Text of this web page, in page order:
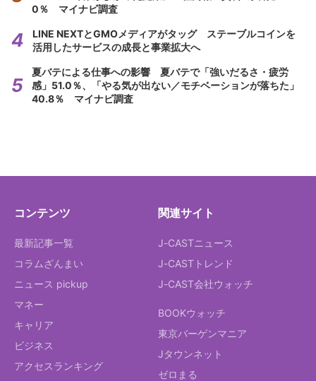
0％ マイナビ調査
LINE NEXTとGMOメディアがタッグ ステーブルコインを
活用したサービスの成長と事業拡大へ
夏バテによる仕事への影響 夏バテで「強いだるさ・疲労
感」51.0％、「やる気が出ない／モチベーションが落ちた」
40.8％ マイナビ調査
コンテンツ
最新記事一覧
コラムざんまい
ニュース pickup
マネー
キャリア
ビジネス
アクセスランキング
関連サイト
J-CASTニュース
J-CASTトレンド
J-CAST会社ウォッチ
BOOKウォッチ
東京バーゲンマニア
Jタウンネット
ゼロまる